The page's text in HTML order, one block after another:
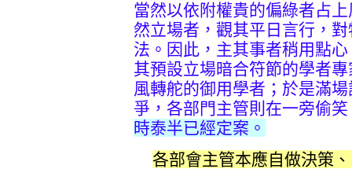
當然以依附權貴的偏綠者占
然立場者，觀其平日言行，
法。因此，主其事者稍用點
其預設立場暗合符節的學者
風轉舵的御用學者；於是滿
爭，各部門主管則在一旁偷笑
時泰半已經定案。
各部會主管本應自做決策